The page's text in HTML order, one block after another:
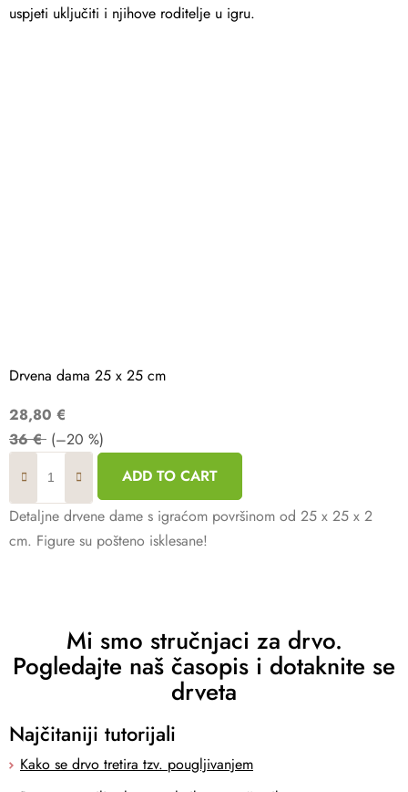
uspjeti uključiti i njihove roditelje u igru.
Drvena dama 25 x 25 cm
28,80 €
36 € (–20 %)
ADD TO CART
Detaljne drvene dame s igraćom površinom od 25 x 25 x 2
cm. Figure su pošteno isklesane!
Mi smo stručnjaci za drvo.
Pogledajte naš časopis i dotaknite se
drveta
Najčitaniji tutorijali
Kako se drvo tretira tzv. pougljivanjem